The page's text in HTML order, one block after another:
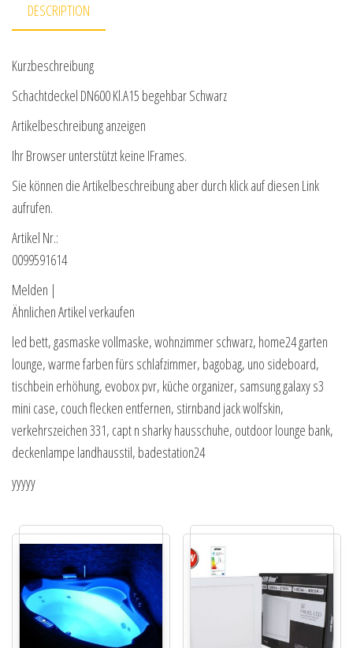
DESCRIPTION
Kurzbeschreibung
Schachtdeckel DN600 Kl.A15 begehbar Schwarz
Artikelbeschreibung anzeigen
Ihr Browser unterstützt keine IFrames.
Sie können die Artikelbeschreibung aber durch klick auf diesen Link
aufrufen.
Artikel Nr.:
0099591614
Melden |
Ähnlichen Artikel verkaufen
led bett, gasmaske vollmaske, wohnzimmer schwarz, home24 garten
lounge, warme farben fürs schlafzimmer, bagobag, uno sideboard,
tischbein erhöhung, evobox pvr, küche organizer, samsung galaxy s3
mini case, couch flecken entfernen, stirnband jack wolfskin,
verkehrszeichen 331, capt n sharky hausschuhe, outdoor lounge bank,
deckenlampe landhausstil, badestation24
yyyyy